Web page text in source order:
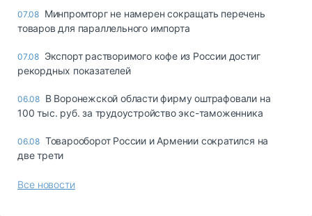
07.08 Минпромторг не намерен сокращать перечень
товаров для параллельного импорта
07.08 Экспорт растворимого кофе из России достиг
рекордных показателей
06.08 В Воронежской области фирму оштрафовали на
100 тыс. руб. за трудоустройство экс-таможенника
06.08 Товарооборот России и Армении сократился на
две трети
Все новости